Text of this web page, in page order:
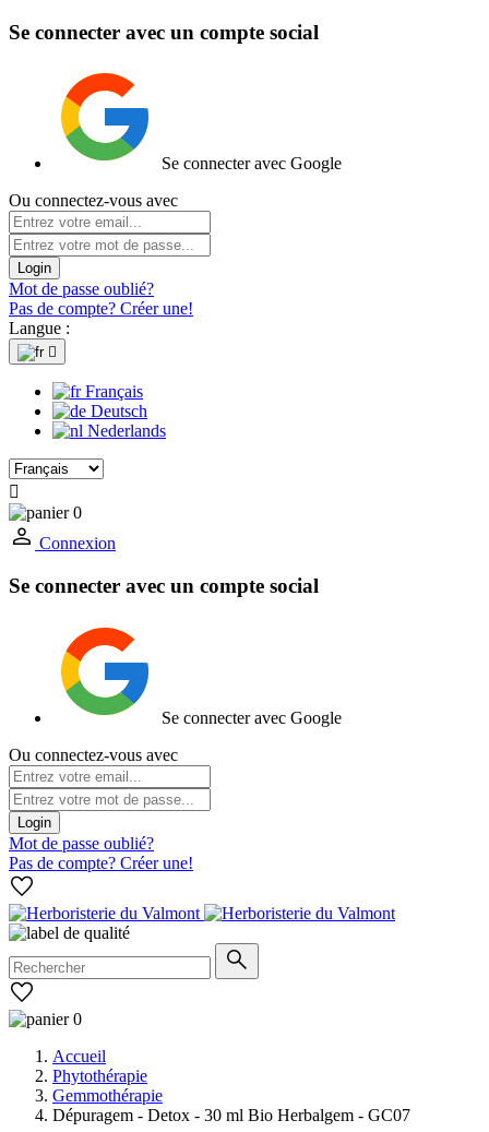
Se connecter avec un compte social
Se connecter avec Google
Ou connectez-vous avec
Login
Mot de passe oublié?
Pas de compte? Créer une!
Langue :

Français
Deutsch
Nederlands

0
Connexion
Se connecter avec un compte social
Se connecter avec Google
Ou connectez-vous avec
Login
Mot de passe oublié?
Pas de compte? Créer une!
0
Accueil
Phytothérapie
Gemmothérapie
Dépuragem - Detox - 30 ml Bio Herbalgem - GC07